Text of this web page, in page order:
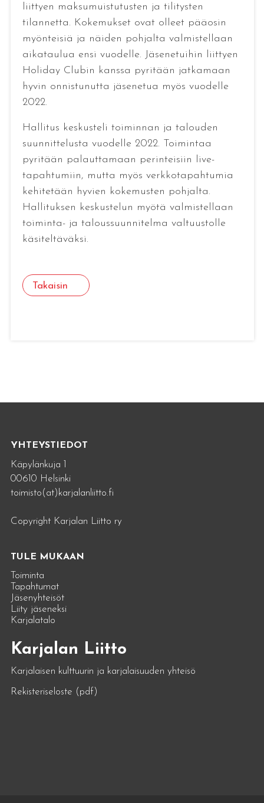
liittyen maksumuistutusten ja tilitysten
tilannetta. Kokemukset ovat olleet pääosin
myönteisiä ja näiden pohjalta valmistellaan
aikataulua ensi vuodelle. Jäsenetuihin liittyen
Holiday Clubin kanssa pyritään jatkamaan
hyvin onnistunutta jäsenetua myös vuodelle
2022.
Hallitus keskusteli toiminnan ja talouden
suunnittelusta vuodelle 2022. Toimintaa
pyritään palauttamaan perinteisiin live-
tapahtumiin, mutta myös verkkotapahtumia
kehitetään hyvien kokemusten pohjalta.
Hallituksen keskustelun myötä valmistellaan
toiminta- ja taloussuunnitelma valtuustolle
käsiteltäväksi.
Takaisin
YHTEYSTIEDOT
Käpylänkuja 1
00610 Helsinki
toimisto(at)karjalanliitto.fi
Copyright Karjalan Liitto ry
TULE MUKAAN
Toiminta
Tapahtumat
Jäsenyhteisöt
Liity jäseneksi
Karjalatalo
Karjalan Liitto
Karjalaisen kulttuurin ja karjalaisuuden yhteisö
Rekisteriseloste (pdf)